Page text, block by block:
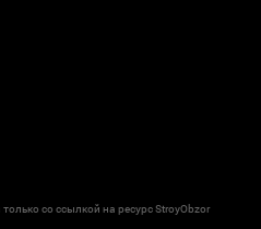
со ссылкой на ресурс StroyObzor